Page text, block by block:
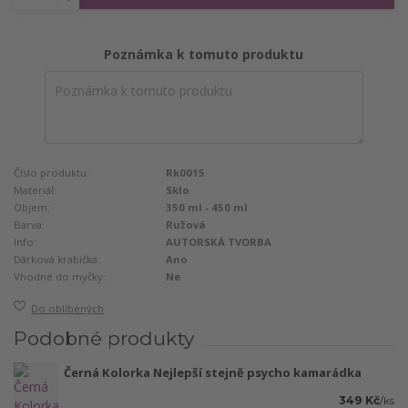
Poznámka k tomuto produktu
Číslo produktu:
Rk0015
Materiál:
Sklo
Objem:
350 ml - 450 ml
Barva:
Ružová
Info:
AUTORSKÁ TVORBA
Dárková krabička:
Ano
Vhodné do myčky:
Ne
Do oblíbených
Podobné produkty
Černá Kolorka Nejlepší stejně psycho kamarádka
349 Kč/ks